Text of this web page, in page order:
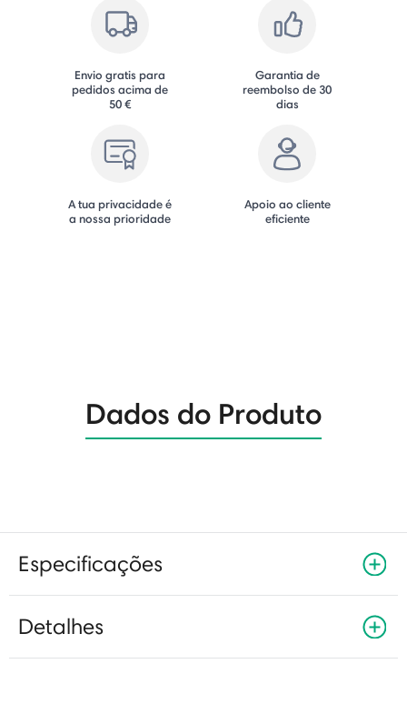
Envio gratis para
pedidos acima de
50 €
Garantia de
reembolso de 30
dias
A tua privacidade é
a nossa prioridade
Apoio ao cliente
eficiente
Dados do Produto
Especificações
Detalhes